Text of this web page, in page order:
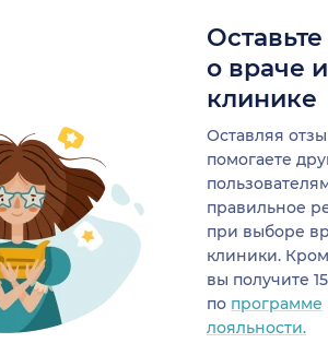
о враче
клинике
Оставляя
помогаете
правильное
при выборе
клиники.
вы получите
по программе
лояльности.